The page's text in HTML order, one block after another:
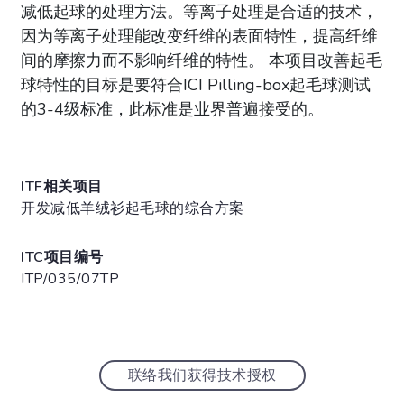
减低起球的处理方法。等离子处理是合适的技术，
因为等离子处理能改变纤维的表面特性，提高纤维
间的摩擦力而不影响纤维的特性。 本项目改善起毛
球特性的目标是要符合ICI Pilling-box起毛球测试
的3-4级标准，此标准是业界普遍接受的。
ITF相关项目
开发减低羊绒衫起毛球的综合方案
ITC项目编号
ITP/035/07TP
联络我们获得技术授权